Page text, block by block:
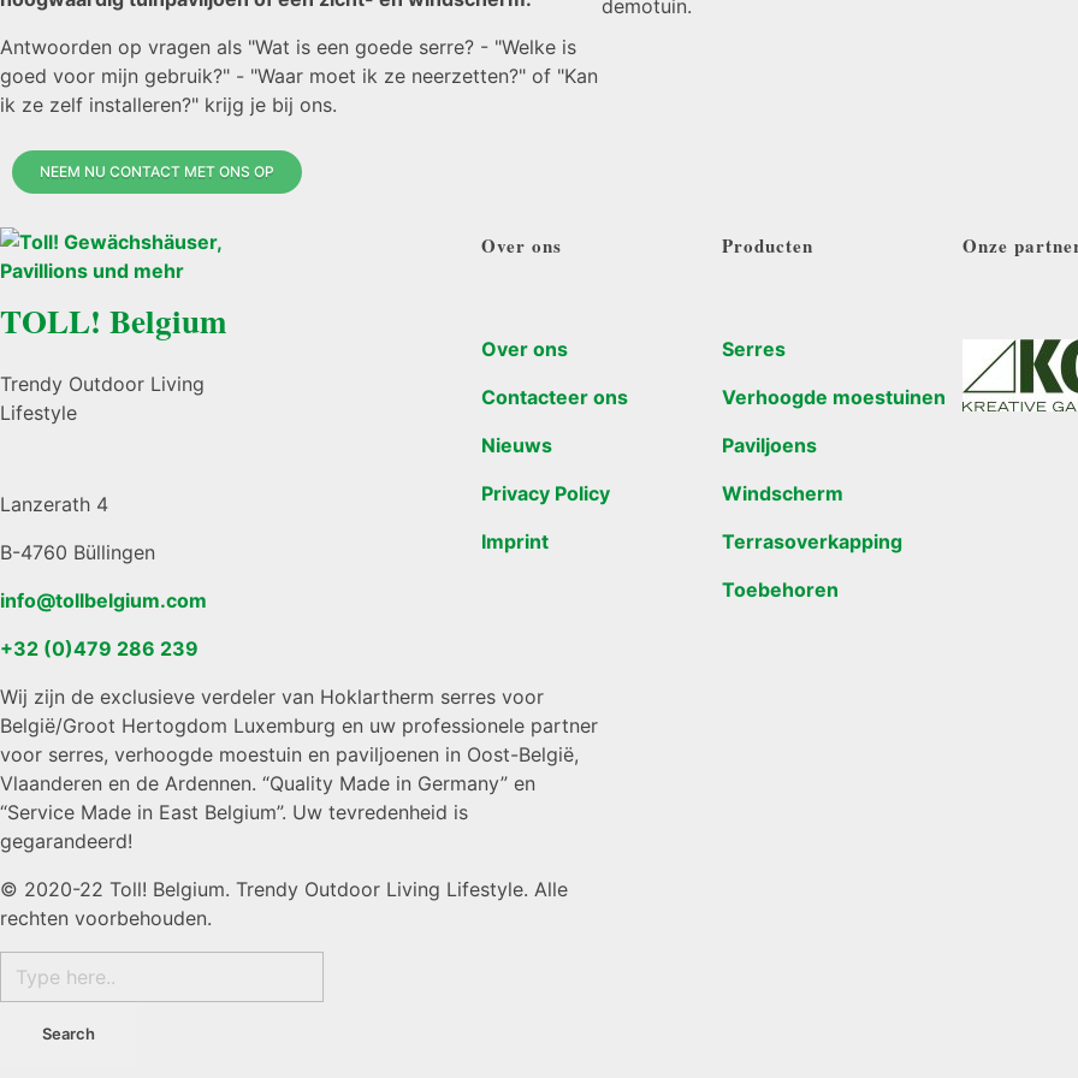
Antwoorden op vragen als "Wat is een goede serre? - "Welke is
goed voor mijn gebruik?" - "Waar moet ik ze neerzetten?" of "Kan
ik ze zelf installeren?" krijg je bij ons.
demotuin.
NEEM NU CONTACT MET ONS OP
TOLL! Belgium
Trendy Outdoor Living
Lifestyle
Lanzerath 4
B-4760 Büllingen
info@tollbelgium.com
+32 (0)479 286 239
Over ons
Over ons
Contacteer ons
Nieuws
Privacy Policy
Imprint
Producten
Serres
Verhoogde moestuinen
Paviljoens
Windscherm
Terrasoverkapping
Toebehoren
Onze
Wij zijn de exclusieve verdeler van Hoklartherm serres voor
België/Groot Hertogdom Luxemburg en uw professionele partner
voor serres, verhoogde moestuin en paviljoenen in Oost-België,
Vlaanderen en de Ardennen. “Quality Made in Germany” en
“Service Made in East Belgium”. Uw tevredenheid is
gegarandeerd!
© 2020-22 Toll! Belgium. Trendy Outdoor Living Lifestyle. Alle
rechten voorbehouden.